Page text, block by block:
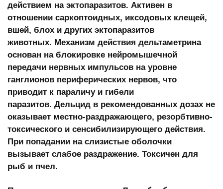
действием на эктопаразитов. Активен в
отношении саркоптоидных, иксодовых клещей,
вшей, блох и других эктопаразитов
животных. Механизм действия дельтаметрина
основан на блокировке нейромышечной
передачи нервных импульсов на уровне
ганглионов периферических нервов, что
приводит к параличу и гибели
паразитов. Дельцид в рекомендованных дозах не
оказывает местно-раздражающего, резорбтивно-
токсического и сенсибилизирующего действия.
При попадании на слизистые оболочки
вызывает слабое раздражение. Токсичен для
рыб и пчел.